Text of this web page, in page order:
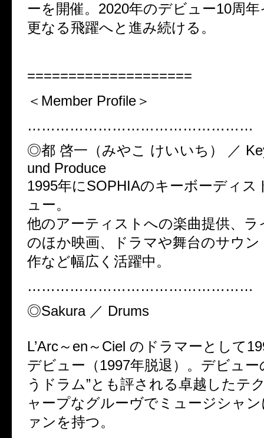
ーを開催。2020年のデビュー10周
更なる飛躍へと進み続ける。
====================
＜Member Profile＞
…………………………………………
◎都 啓一（みやこ けいいち） ／
und Produce
1995年にSOPHIAのキーボーディス
ュー。
他のアーティストへの楽曲提供、
のほか映画、ドラマや舞台のサウ
作など幅広く活躍中。
…………………………………………
◎Sakura ／
L’Arc～en～Ciel のドラマーとして
デビュー（1997年脱退）。デビュー
うドラム”とも評される卓越したテ
ャープなグルーヴでミュージシャ
ァンを持つ。